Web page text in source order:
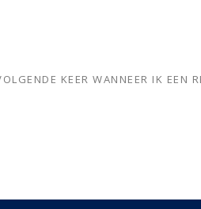
KEER WANNEER IK EEN